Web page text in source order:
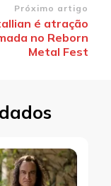
Próximo artigo
é atração
no Reborn
Metal Fest